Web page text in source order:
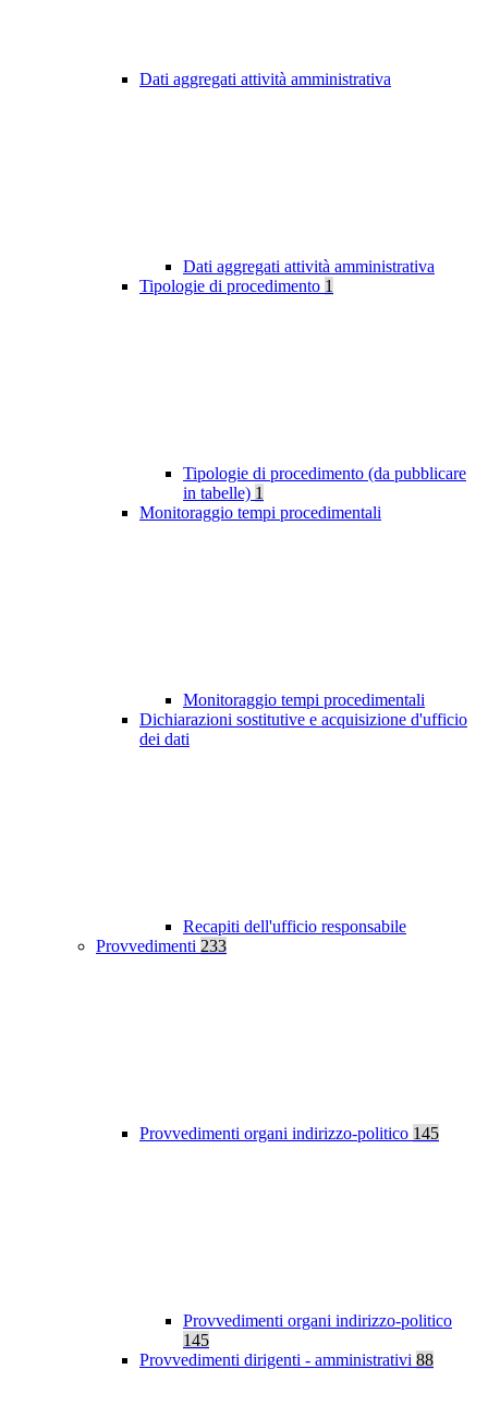
Dati aggregati attività amministrativa
Dati aggregati attività amministrativa
Tipologie di procedimento 1
Tipologie di procedimento (da pubblicare
in tabelle) 1
Monitoraggio tempi procedimentali
Monitoraggio tempi procedimentali
Dichiarazioni sostitutive e acquisizione d'ufficio
dei dati
Recapiti dell'ufficio responsabile
Provvedimenti 233
Provvedimenti organi indirizzo-politico 145
Provvedimenti organi indirizzo-politico
145
Provvedimenti dirigenti - amministrativi 88